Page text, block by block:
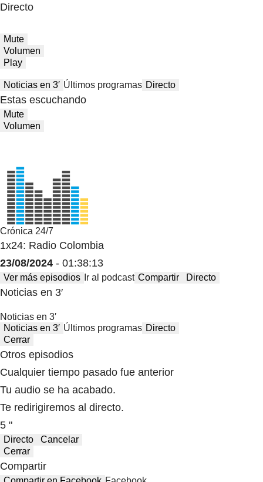
Directo
Mute
Volumen
Play
Noticias en 3′ Últimos programas Directo
Estas escuchando
Mute
Volumen
Crónica 24/7
1x24: Radio Colombia
23/08/2024 - 01:38:13
Ver más episodios Ir al podcast Compartir Directo
Noticias en 3′
Noticias en 3′
Noticias en 3′ Últimos programas Directo
Cerrar
Otros episodios
Cualquier tiempo pasado fue anterior
Tu audio se ha acabado.
Te redirigiremos al directo.
5 "
Directo
Cancelar
Cerrar
Compartir